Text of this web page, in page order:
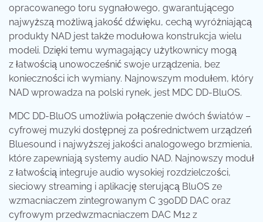
opracowanego toru sygnałowego, gwarantującego
najwyższą możliwą jakość dźwięku, cechą wyróżniającą
produkty NAD jest także modułowa konstrukcja wielu
modeli. Dzięki temu wymagający użytkownicy mogą
z łatwością unowocześnić swoje urządzenia, bez
konieczności ich wymiany. Najnowszym modułem, który
NAD wprowadza na polski rynek, jest MDC DD-BluOS.
MDC DD-BluOS umożliwia połączenie dwóch światów –
cyfrowej muzyki dostępnej za pośrednictwem urządzeń
Bluesound i najwyższej jakości analogowego brzmienia,
które zapewniają systemy audio NAD. Najnowszy moduł
z łatwością integruje audio wysokiej rozdzielczości,
sieciowy streaming i aplikację sterującą BluOS ze
wzmacniaczem zintegrowanym C 390DD DAC oraz
cyfrowym przedwzmacniaczem DAC M12 z